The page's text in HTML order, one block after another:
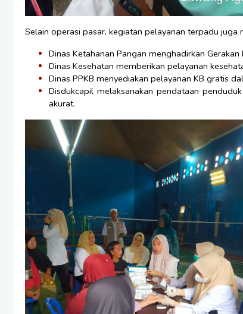
Selain operasi pasar, kegiatan pelayanan terpadu
Dinas Ketahanan Pangan menghadirkan
Dinas Kesehatan memberikan pelayanan
Dinas PPKB menyediakan pelayanan KB gratis
Disdukcapil melaksanakan pendataan
akurat.